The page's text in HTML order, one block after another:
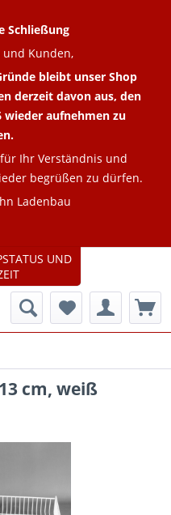
cm, weiß
UND
Schließung
Kunden,
bleibt unser Shop
derzeit davon aus, den
wieder aufnehmen zu
Ihr Verständnis und
begrüßen zu dürfen.
Ladenbau